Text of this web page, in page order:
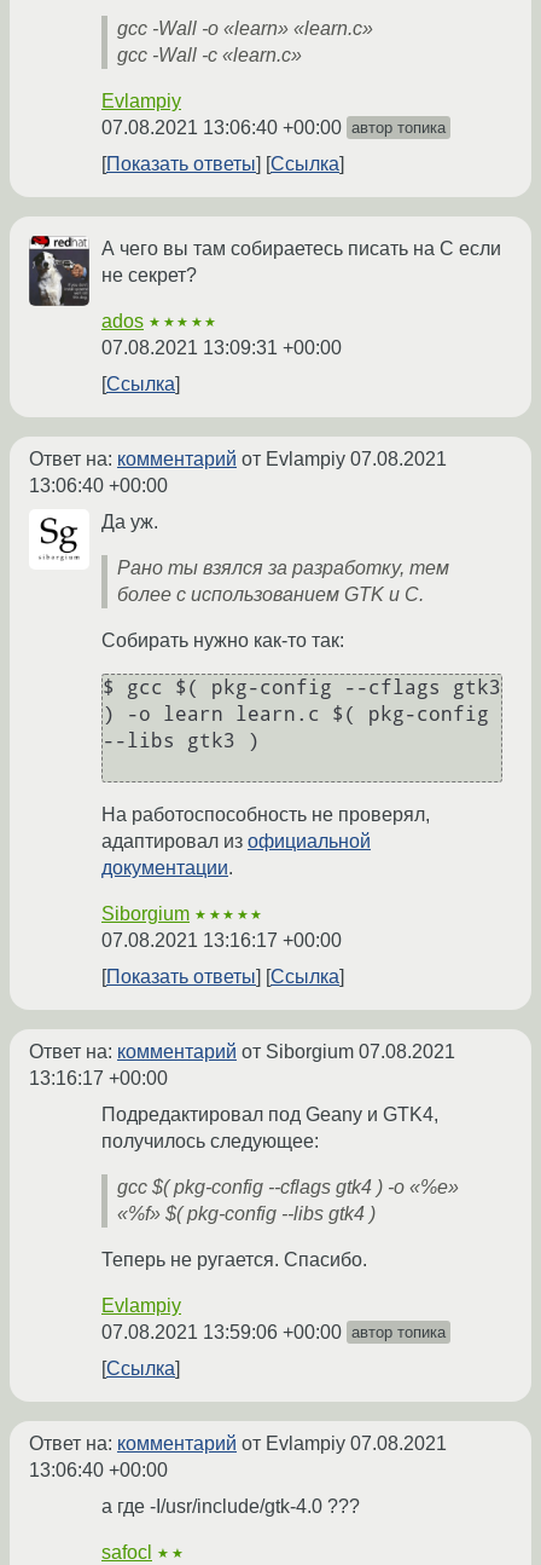
gcc -Wall -o «learn» «learn.c»
gcc -Wall -c «learn.c»
Evlampiy
07.08.2021 13:06:40 +00:00 автор топика
Показать ответы Ссылка
А чего вы там собираетесь писать на C если
не секрет?
ados ★★★★★
07.08.2021 13:09:31 +00:00
Ссылка
Ответ на: комментарий от Evlampiy 07.08.2021
13:06:40 +00:00
Да уж.
Рано ты взялся за разработку, тем
более с использованием GTK и C.
Собирать нужно как-то так:
$ gcc $( pkg-config --cflags gtk3
) -o learn learn.c $( pkg-config
--libs gtk3 )
На работоспособность не проверял,
адаптировал из официальной
документации.
Siborgium ★★★★★
07.08.2021 13:16:17 +00:00
Показать ответы
Ссылка
Ответ на: комментарий от Siborgium 07.08.2021
13:16:17 +00:00
Подредактировал под Geany и GTK4,
получилось следующее:
gcc $( pkg-config --cflags gtk4 ) -o «%e»
«%f» $( pkg-config --libs gtk4 )
Теперь не ругается. Спасибо.
Evlampiy
07.08.2021 13:59:06 +00:00 автор топика
Ссылка
Ответ на: комментарий от Evlampiy 07.08.2021
13:06:40 +00:00
а где -I/usr/include/gtk-4.0 ???
safocl ★★